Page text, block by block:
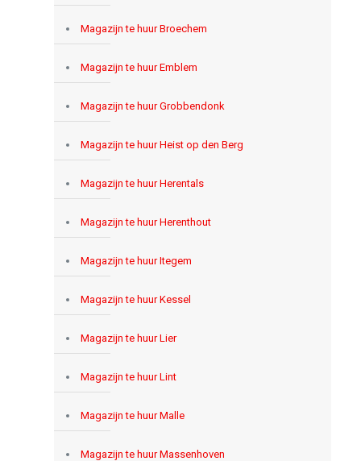
Magazijn te huur Broechem
Magazijn te huur Emblem
Magazijn te huur Grobbendonk
Magazijn te huur Heist op den Berg
Magazijn te huur Herentals
Magazijn te huur Herenthout
Magazijn te huur Itegem
Magazijn te huur Kessel
Magazijn te huur Lier
Magazijn te huur Lint
Magazijn te huur Malle
Magazijn te huur Massenhoven